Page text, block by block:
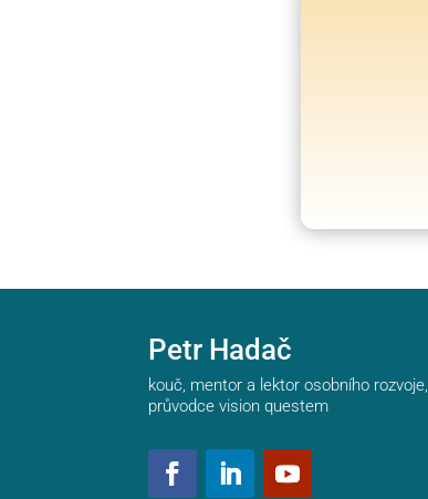
Petr Hadač
kouč, mentor a lektor osobního rozvoje,
průvodce vision questem